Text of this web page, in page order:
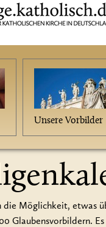
Unsere Vorbilder
Möglichkeit, etwas
Glaubensvorbildern.